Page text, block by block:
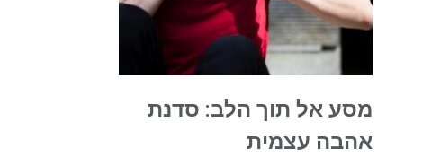
מסע אל תוך הלב: סדנת
אהבה עצמית